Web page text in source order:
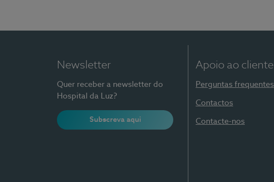
Newsletter
Quer receber a newsletter do
Hospital da Luz?
Subscreva aqui
Apoio ao cliente
Perguntas frequentes
Contactos
Contacte-nos